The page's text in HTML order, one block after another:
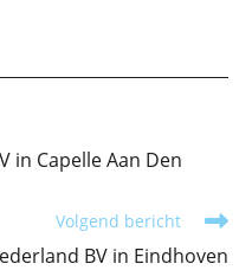
in Capelle Aan Den
Volgend bericht
BV in Eindhoven